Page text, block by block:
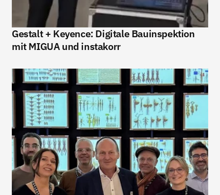
Gestalt + Keyence: Digitale Bauinspektion
mit MIGUA und instakorr